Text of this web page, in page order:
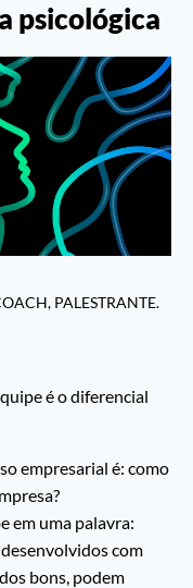
psicológica
PALESTRANTE.
é odiferencial
empresarial é: como
em uma palavra:
com
bons, podem